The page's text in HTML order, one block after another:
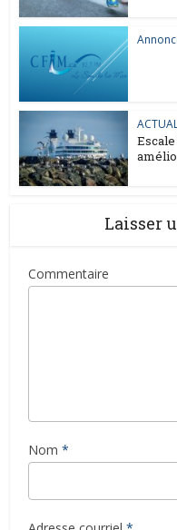
Laisser
Commentaire
Nom *